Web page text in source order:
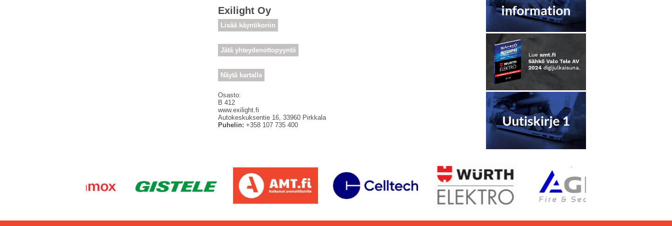
Exilight Oy
Lisää käyntikoriin
Jätä yhteydenottopyyntö
Näytä kartalla
Osasto:
B 412
www.exilight.fi
Autokeskuksentie 16 33960 Pirkkala
Puhelin: +358 107 735 400